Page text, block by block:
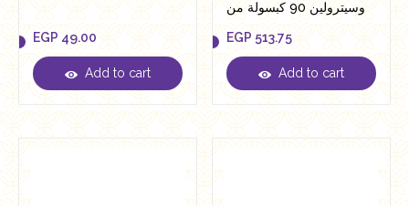
EGP 49.00
EGP 49.00
Add to cart
وسيترولين 90 كبسولة من
بيلدنج بلوكس
EGP 513.75
EGP 513.75
Add to cart